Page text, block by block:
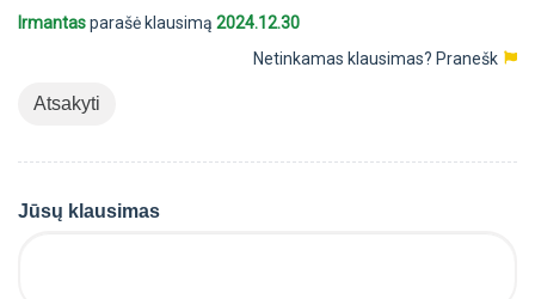
Irmantasparašė klausimą 2024.12.30
Netinkamas klausimas? Pranešk
Atsakyti
Jūsų klausimas